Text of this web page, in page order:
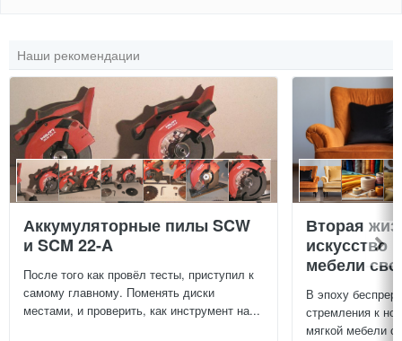
Наши рекомендации
Аккумуляторные пилы SCW
и SCM 22-A
После того как провёл тесты, приступил к
самому главному. Поменять диски
местами, и проверить, как инструмент на...
Вторая
искусство
мебели
В эпоху
стремления к
мягкой мебели